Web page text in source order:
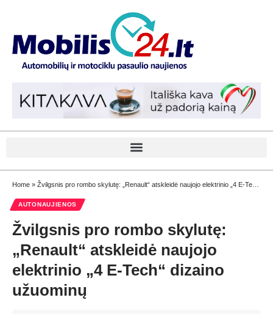
Home » Žvilgsnis pro rombo skylutę: „Renault“ atskleidė naujojo elektrinio „4 E-Tech“ dizaino užuominų
AUTONAUJIENOS
Žvilgsnis pro rombo skylutę:
„Renault“ atskleidė naujojo
elektrinio „4 E-Tech“ dizaino
užuominų